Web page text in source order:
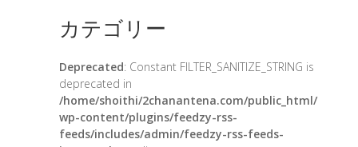
カテゴリー
Deprecated: Constant FILTER_SANITIZE_STRING is
deprecated in
/home/shoithi/2chanantena.com/public_html/
wp-content/plugins/feedzy-rss-
feeds/includes/admin/feedzy-rss-feeds-